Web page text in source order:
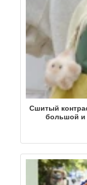
Сшитый
большой и
дорожный